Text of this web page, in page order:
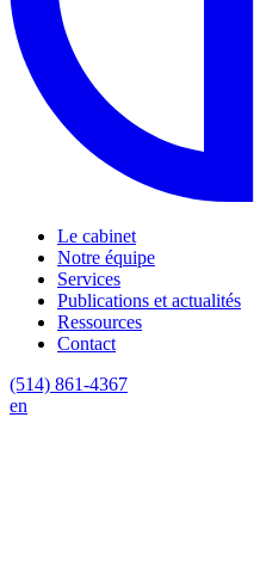
Le cabinet
Notre équipe
Services
Publications et actualités
Ressources
Contact
(514) 861-4367
en